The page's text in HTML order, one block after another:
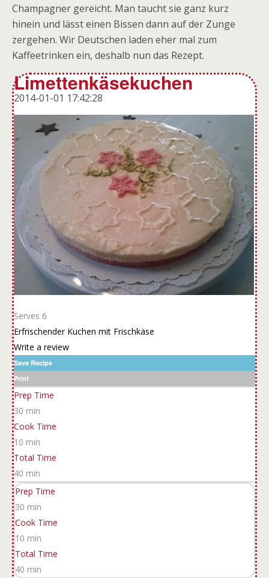
Champagner gereicht. Man taucht sie ganz kurz
hinein und lässt einen Bissen dann auf der Zunge
zergehen. Wir Deutschen laden eher mal zum
Kaffeetrinken ein, deshalb nun das Rezept.
Limettenkäsekuchen
2014-01-01 17:42:28
Serves 6
Erfrischender Kuchen mit Frischkäse
Write a review
Save Recipe
Print
Prep Time
30 min
Cook Time
10 min
Total Time
40 min
Prep Time
30 min
Cook Time
10 min
Total Time
40 min